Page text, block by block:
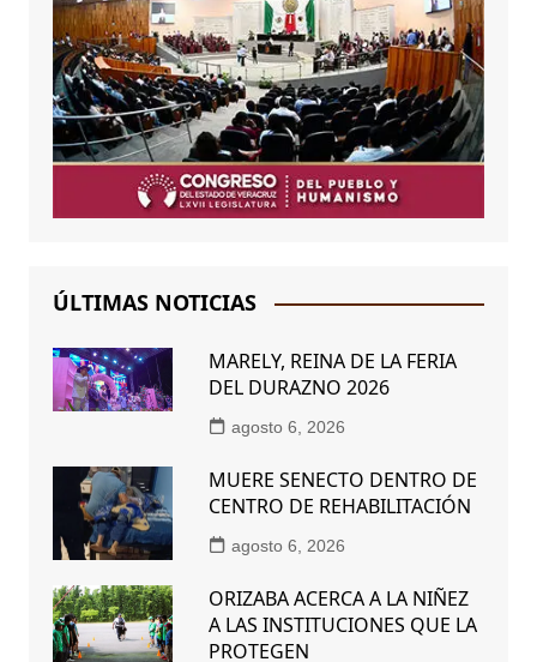
ÚLTIMAS NOTICIAS
MARELY, REINA DE LA FERIA
DEL DURAZNO 2026
agosto 6, 2026
MUERE SENECTO DENTRO DE
CENTRO DE REHABILITACIÓN
agosto 6, 2026
ORIZABA ACERCA A LA NIÑEZ
A LAS INSTITUCIONES QUE LA
PROTEGEN